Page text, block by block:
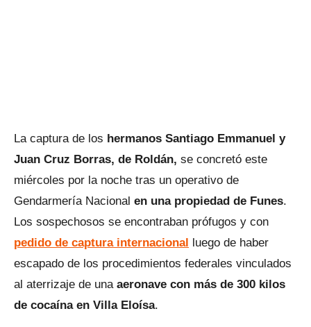
La captura de los hermanos Santiago Emmanuel y
Juan Cruz Borras, de Roldán, se concretó este
miércoles por la noche tras un operativo de
Gendarmería Nacional en una propiedad de Funes.
Los sospechosos se encontraban prófugos y con
pedido de captura internacional luego de haber
escapado de los procedimientos federales vinculados
al aterrizaje de una aeronave con más de 300 kilos
de cocaína en Villa Eloísa.